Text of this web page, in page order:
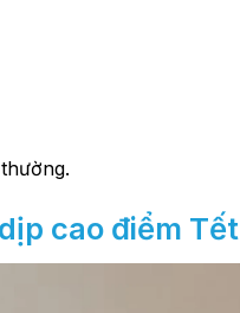
cao điểm Tết